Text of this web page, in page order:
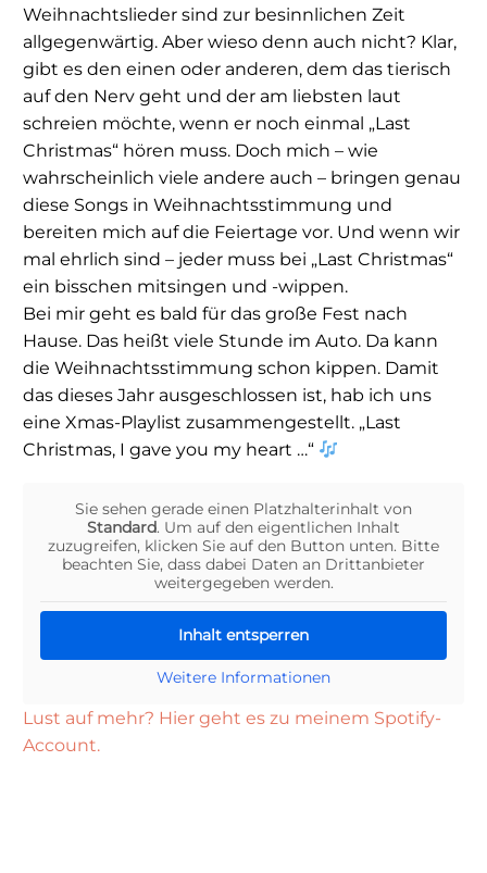
Weihnachtslieder sind zur besinnlichen Zeit
allgegenwärtig. Aber wieso denn auch nicht? Klar,
gibt es den einen oder anderen, dem das tierisch
auf den Nerv geht und der am liebsten laut
schreien möchte, wenn er noch einmal „Last
Christmas“ hören muss. Doch mich – wie
wahrscheinlich viele andere auch – bringen genau
diese Songs in Weihnachtsstimmung und
bereiten mich auf die Feiertage vor. Und wenn wir
mal ehrlich sind – jeder muss bei „Last Christmas“
ein bisschen mitsingen und -wippen.
Bei mir geht es bald für das große Fest nach
Hause. Das heißt viele Stunde im Auto. Da kann
die Weihnachtsstimmung schon kippen. Damit
das dieses Jahr ausgeschlossen ist, hab ich uns
eine Xmas-Playlist zusammengestellt. „Last
Christmas, I gave you my heart …“
Sie sehen gerade einen Platzhalterinhalt von
Standard. Um auf den eigentlichen Inhalt
zuzugreifen, klicken Sie auf den Button unten. Bitte
beachten Sie, dass dabei Daten an Drittanbieter
weitergegeben werden.
Inhalt entsperren
Weitere Informationen
Lust auf mehr? Hier geht es zu meinem Spotify-
Account.